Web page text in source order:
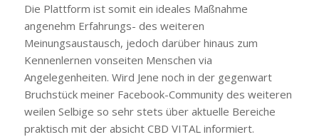
Die Plattform ist somit ein ideales Maßnahme
angenehm Erfahrungs- des weiteren
Meinungsaustausch, jedoch darüber hinaus zum
Kennenlernen vonseiten Menschen via
Angelegenheiten. Wird Jene noch in der gegenwart
Bruchstück meiner Facebook-Community des weiteren
weilen Selbige so sehr stets über aktuelle Bereiche
praktisch mit der absicht CBD VITAL informiert.